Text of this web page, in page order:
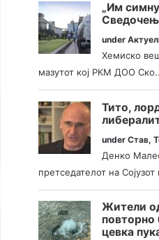
„Им
under
Хемиско
мазутот кој РКМ ДОО
Тито,
underСтав,
Денко
претседателот на Сојузот
Жители
повторно
цевка